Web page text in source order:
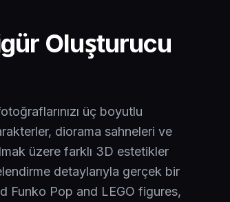
Oluşturucu
üç boyutlu
diorama sahneleri ve
üzere farklı 3D estetikler
detaylarıyla gerçek bir
Funko Pop and LEGO figures,